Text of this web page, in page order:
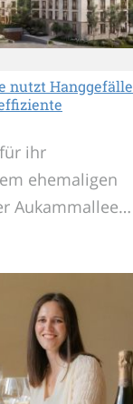
nutzt Hanggefälle
ihr
ehemaligen
Aukammallee…